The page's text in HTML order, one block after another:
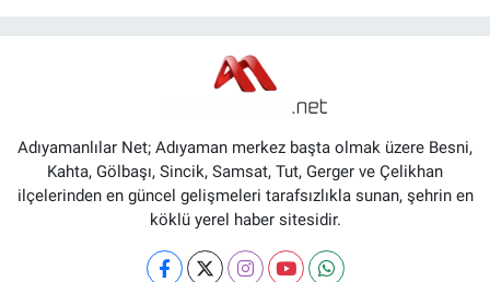
Adıyamanlılar Net; Adıyaman merkez başta olmak üzere Besni,
Kahta, Gölbaşı, Sincik, Samsat, Tut, Gerger ve Çelikhan
ilçelerinden en güncel gelişmeleri tarafsızlıkla sunan, şehrin en
köklü yerel haber sitesidir.